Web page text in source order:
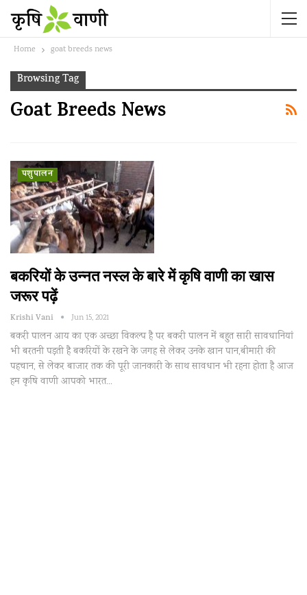
Home goat breeds news
Browsing Tag
Goat Breeds News
पशुपालन
बकरियों के उन्नत नस्ल के बारे में कृषि वाणी का खास
जरूर पढ़ें
Krishi Vani Jun 15, 2021
बकरी पालन आय का एक अच्छा विकल्प है पर बकरी पालन में बहुत सारी सावधानियां
भी बरतनी पड़ती है बकरियों के रखने के जगह से लेकर उनके खान पान,बीमारी की
पहचान, से लेकर बाजार तक की पूरी जानकारी के साथ सावधान भी रहना होता है आज
हम कृषि वाणी आपको भारत…